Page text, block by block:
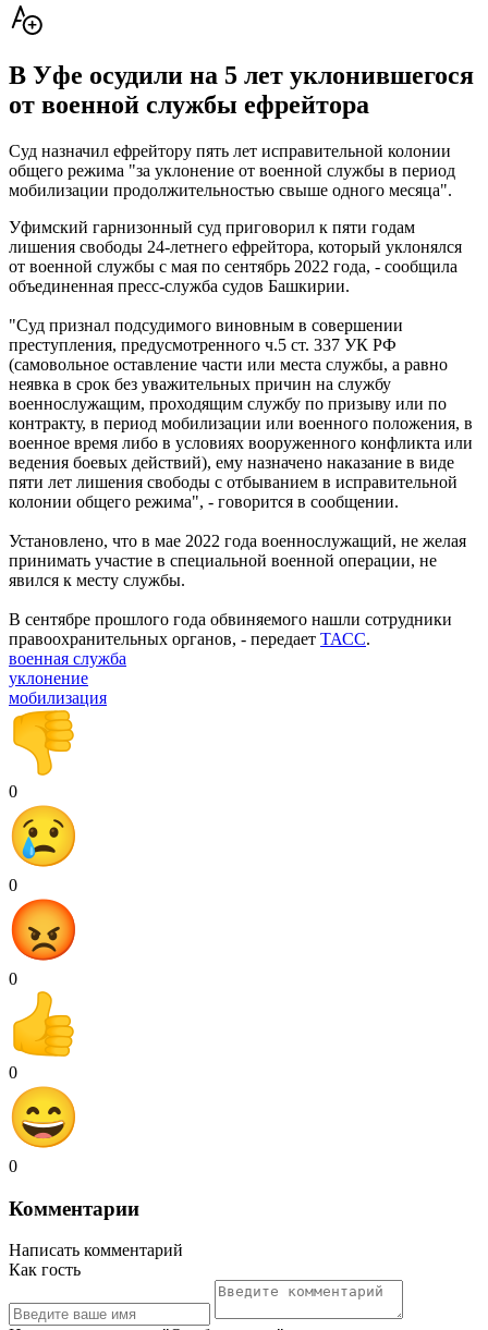
В Уфе осудили на 5 лет уклонившегося
от военной службы ефрейтора
Суд назначил ефрейтору пять лет исправительной колонии
общего режима "за уклонение от военной службы в период
мобилизации продолжительностью свыше одного месяца".
Уфимский гарнизонный суд приговорил к пяти годам
лишения свободы 24-летнего ефрейтора, который уклонялся
от военной службы с мая по сентябрь 2022 года, - сообщила
объединенная пресс-служба судов Башкирии.
"Суд признал подсудимого виновным в совершении
преступления, предусмотренного ч.5 ст. 337 УК РФ
(самовольное оставление части или места службы, а равно
неявка в срок без уважительных причин на службу
военнослужащим, проходящим службу по призыву или по
контракту, в период мобилизации или военного положения, в
военное время либо в условиях вооруженного конфликта или
ведения боевых действий), ему назначено наказание в виде
пяти лет лишения свободы с отбыванием в исправительной
колонии общего режима", - говорится в сообщении.
Установлено, что в мае 2022 года военнослужащий, не желая
принимать участие в специальной военной операции, не
явился к месту службы.
В сентябре прошлого года обвиняемого нашли сотрудники
правоохранительных органов, - передает ТАСС.
военная служба
уклонение
мобилизация
0
0
0
0
0
Комментарии
Написать комментарий
Как гость